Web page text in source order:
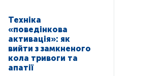
Техніка
«поведінкова
активація»: як
вийти з замкненого
кола тривоги та
апатії